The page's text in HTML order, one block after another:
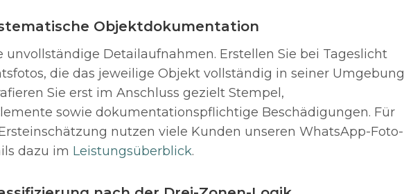
Objektdokumentation
unvollständige Detailaufnahmen. Erstellen Sie bei Tageslicht
die das jeweilige Objekt vollständig in seiner Umgebung
Sie erst im Anschluss gezielt Stempel,
sowie dokumentationspflichtige Beschädigungen. Für
nutzen viele Kunden unseren WhatsApp-Foto-
dazu im Leistungsüberblick.